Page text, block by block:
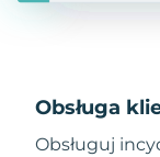
Obsługa
Obsługuj